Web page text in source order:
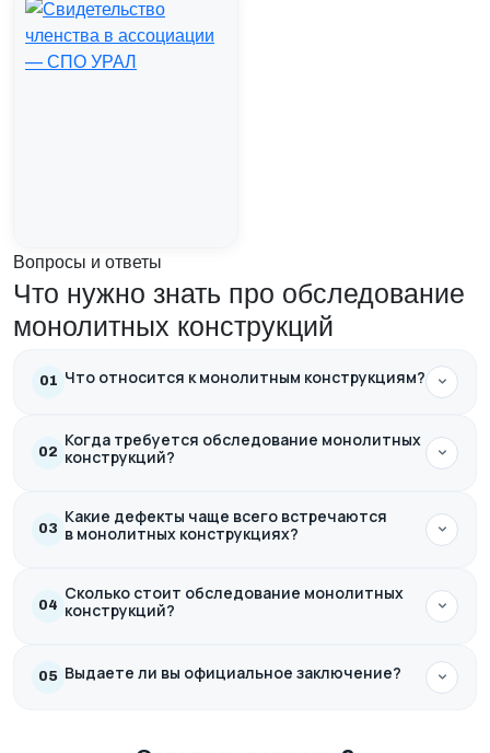
Вопросы и ответы
Что нужно знать про обследование
монолитных конструкций
01 Что относится к монолитным конструкциям?
02
Когда требуется обследование монолитных
конструкций?
03
Какие дефекты чаще всего встречаются
в монолитных конструкциях?
04
Сколько стоит обследование монолитных
конструкций?
05 Выдаете ли вы официальное заключение?